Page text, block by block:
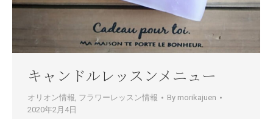
キャンドルレッスンメニュー
オリオン情報, フラワーレッスン情報 By morikajuen
2020年2月4日